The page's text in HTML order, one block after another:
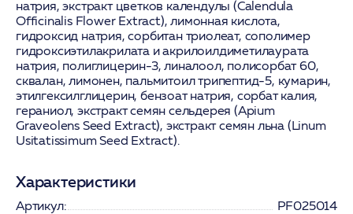
натрия, экстракт цветков календулы (Calendula
Officinalis Flower Extract), лимонная кислота,
гидроксид натрия, сорбитан триолеат, сополимер
гидроксиэтилакрилата и акрилоилдиметилаурата
натрия, полиглицерин-3, линалоол, полисорбат 60,
сквалан, лимонен, пальмитоил трипептид-5, кумарин,
этилгексилглицерин, бензоат натрия, сорбат калия,
гераниол, экстракт семян сельдерея (Apium
Graveolens Seed Extract), экстракт семян льна (Linum
Usitatissimum Seed Extract).
Характеристики
Артикул:
PF025014